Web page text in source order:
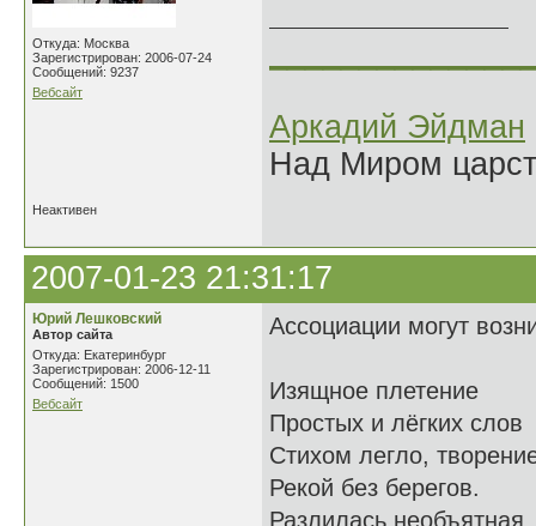
Откуда: Москва
Зарегистрирован: 2006-07-24
Сообщений: 9237
Вебсайт
Аркадий Эйдман
Над Миром
Неактивен
2007-01-23 21:31:17
Юрий Лешковский
Автор сайта
Откуда: Екатеринбург
Зарегистрирован: 2006-12-11
Сообщений: 1500
Вебсайт
Ассоциации могут
Изящное плетение
Простых и лёгких слов
Стихом легло,
Рекой без берегов.
Разлилась необъятная